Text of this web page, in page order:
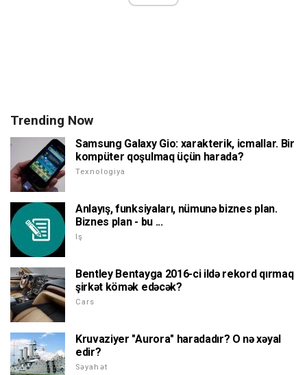
Trending Now
Samsung Galaxy Gio: xarakterik, icmallar. Bir
kompüter qoşulmaq üçün harada?
Texnologiya
Anlayış, funksiyaları, nümunə biznes plan.
Biznes plan - bu ...
Iş
Bentley Bentayga 2016-ci ildə rekord qırmaq
şirkət kömək edəcək?
Cars
Kruvaziyer "Aurora" haradadır? O nə xəyal
edir?
Səyahət